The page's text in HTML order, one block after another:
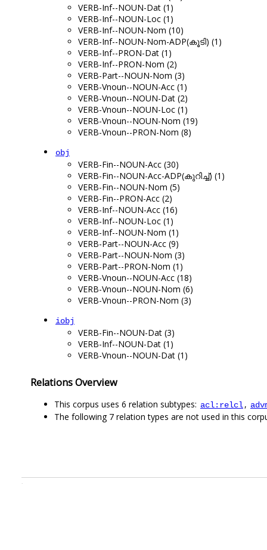
VERB-Inf--NOUN-Dat (1)
VERB-Inf--NOUN-Loc (1)
VERB-Inf--NOUN-Nom (10)
VERB-Inf--NOUN-Nom-ADP(കൂടി) (1)
VERB-Inf--PRON-Dat (1)
VERB-Inf--PRON-Nom (2)
VERB-Part--NOUN-Nom (3)
VERB-Vnoun--NOUN-Acc (1)
VERB-Vnoun--NOUN-Dat (2)
VERB-Vnoun--NOUN-Loc (1)
VERB-Vnoun--NOUN-Nom (19)
VERB-Vnoun--PRON-Nom (8)
obj
VERB-Fin--NOUN-Acc (30)
VERB-Fin--NOUN-Acc-ADP(കുറിച്ച്) (1)
VERB-Fin--NOUN-Nom (5)
VERB-Fin--PRON-Acc (2)
VERB-Inf--NOUN-Acc (16)
VERB-Inf--NOUN-Loc (1)
VERB-Inf--NOUN-Nom (1)
VERB-Part--NOUN-Acc (9)
VERB-Part--NOUN-Nom (3)
VERB-Part--PRON-Nom (1)
VERB-Vnoun--NOUN-Acc (18)
VERB-Vnoun--NOUN-Nom (6)
VERB-Vnoun--PRON-Nom (3)
iobj
VERB-Fin--NOUN-Dat (3)
VERB-Inf--NOUN-Dat (1)
VERB-Vnoun--NOUN-Dat (1)
Relations Overview
This corpus uses 6 relation subtypes: acl:relcl,
The following 7 relation types are not used in this
.